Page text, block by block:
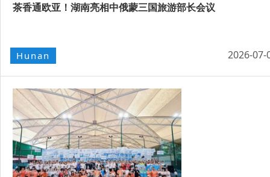
茶香通欧亚！湖南亮相中俄蒙三国旅游部长会议
Hunan 2026-07-